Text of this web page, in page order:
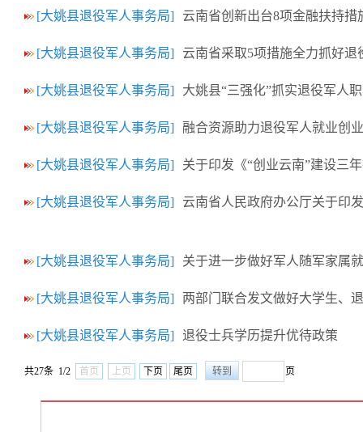
[大姚县退役军人事务局] 云南省创新出台8项金融扶持
[大姚县退役军人事务局] 云南省采取5项措施全力抓好
[大姚县退役军人事务局] 大姚县“三强化”抓实退役军人
[大姚县退役军人事务局] 融合资源助力退役军人就业创业
[大姚县退役军人事务局] 关于印发《“创业云南”建设三
[大姚县退役军人事务局] 云南省人民政府办公厅关于印
[大姚县退役军人事务局] 关于进一步做好军人随军家属
[大姚县退役军人事务局] 两部门联合发文做好大学生、
[大姚县退役军人事务局] 退役士兵学历提升优待政策
共27条 1/2 首页 上页 下页 尾页 页